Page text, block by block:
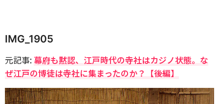
IMG_1905
元記事: 幕府も黙認、江戸時代の寺社はカジノ状態。な
ぜ江戸の博徒は寺社に集まったのか？【後編】